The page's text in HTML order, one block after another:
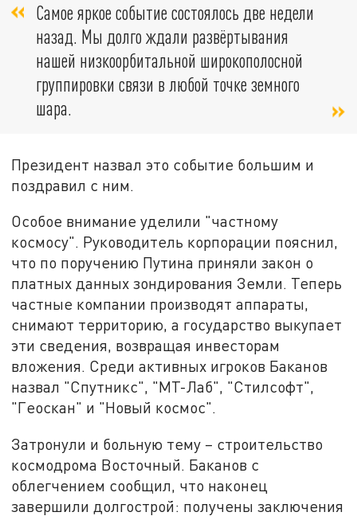
Самое яркое событие состоялось две недели
назад. Мы долго ждали развёртывания
нашей низкоорбитальной широкополосной
группировки связи в любой точке земного
шара.
Президент назвал это событие большим и
поздравил с ним.
Особое внимание уделили "частному
космосу". Руководитель корпорации пояснил,
что по поручению Путина приняли закон о
платных данных зондирования Земли. Теперь
частные компании производят аппараты,
снимают территорию, а государство выкупает
эти сведения, возвращая инвесторам
вложения. Среди активных игроков Баканов
назвал "Спутникс", "МТ-Лаб", "Стилсофт",
"Геоскан" и "Новый космос".
Затронули и больную тему – строительство
космодрома Восточный. Баканов с
облегчением сообщил, что наконец
завершили долгострой: получены заключения